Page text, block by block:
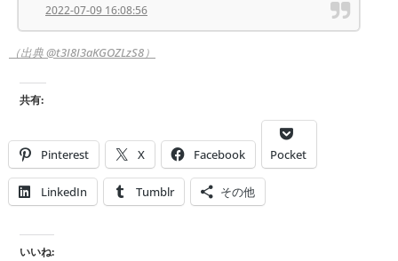
2022-07-09 16:08:56
（出典 @t3I8I3aKGOZLzS8）
共有:
Pinterest X Facebook Pocket
LinkedIn Tumblr その他
いいね: